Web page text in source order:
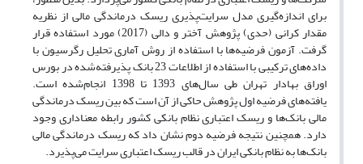
برای اندازه‌گیری مدل سرایت‌پذیری ریسک درماندگی مالی از نظریه
مقدار کرانی (حدی) پژوهش آختر و دالی (2017) مورد استفاده قرار
گرفت. آزمون فرضیه‌ها با استفاده از روش آماری تحلیل رگرسیون با
داده‌های ترکیبی با استفاده از اطلاعات 23 بانک پذیرفته‌شده در بورس
اوراق بهادار تهران طی سال‌های 1393 تا 1398 انجام‌شده است.
یافته‌های فرضیه اول پژوهش حاکی از آن است که بین ریسک درماندگی
مالی بانک‌ها و ریسک اعتباری نظام بانکی کشور رابطه معناداری وجود
دارد. همچنین نتیجه فرضیه دوم نشان داد که ریسک درماندگی مالی
بانک‌ها به نظام بانکی ایران در قالب ریسک اعتباری سرایت می‌پذیرد.